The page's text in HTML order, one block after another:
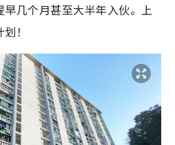
几个月甚至大半年入伙。上
！